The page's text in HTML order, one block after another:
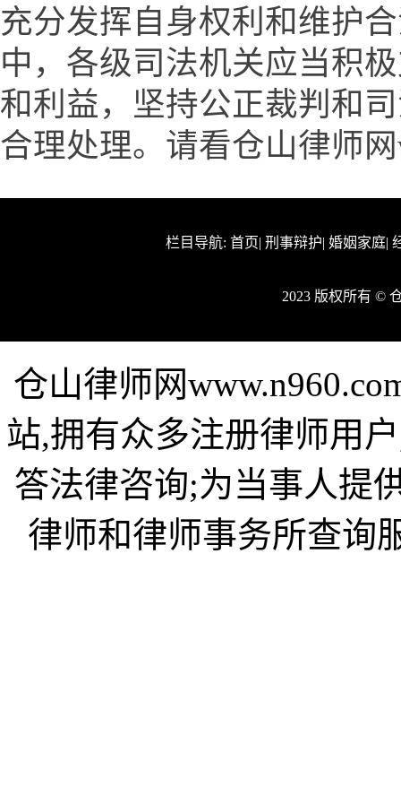
充分发挥自身权利和维护
中，各级司法机关应当积
和利益，坚持公正裁判和
合理处理。请看仓山律师
栏目导航:首页|刑事辩护|婚姻家庭|
2023 版权所有 ©
仓山律师网
站,拥有众多注册律师用
答法律咨询;为当事人提
律师和律师事务所查询